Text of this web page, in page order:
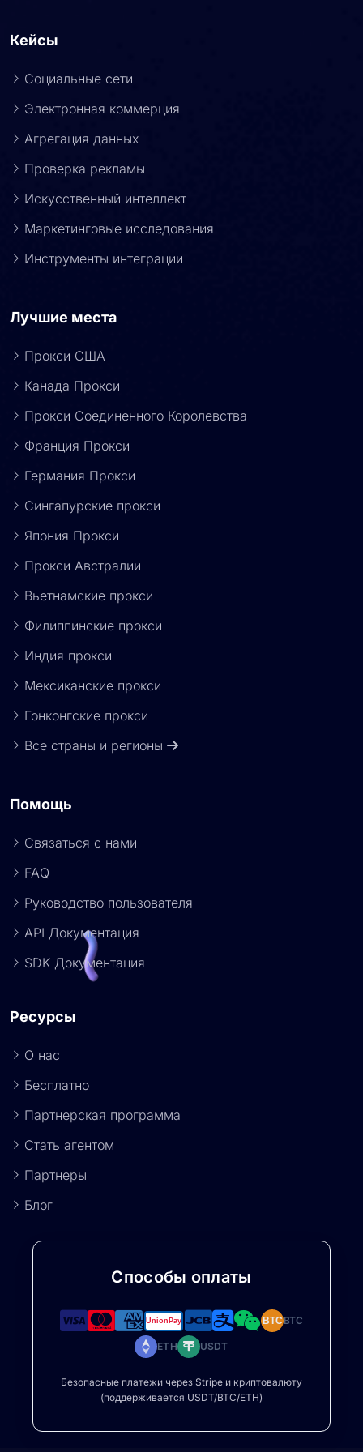
Кейсы
Социальные сети
Электронная коммерция
Агрегация данных
Проверка рекламы
Искусственный интеллект
Маркетинговые исследования
Инструменты интеграции
Лучшие места
Прокси США
Канада Прокси
Прокси Соединенного Королевства
Франция Прокси
Германия Прокси
Сингапурские прокси
Япония Прокси
Прокси Австралии
Вьетнамские прокси
Филиппинские прокси
Индия прокси
Мексиканские прокси
Гонконгские прокси
Все страны и регионы
Помощь
Связаться с нами
FAQ
Руководство пользователя
API Документация
SDK Документация
Ресурсы
О нас
Бесплатно
Партнерская программа
Стать агентом
Партнеры
Блог
Способы оплаты
BTCBTC
ETH USDT
Безопасные платежи через Stripe и криптовалюту
(поддерживается USDT/BTC/ETH)